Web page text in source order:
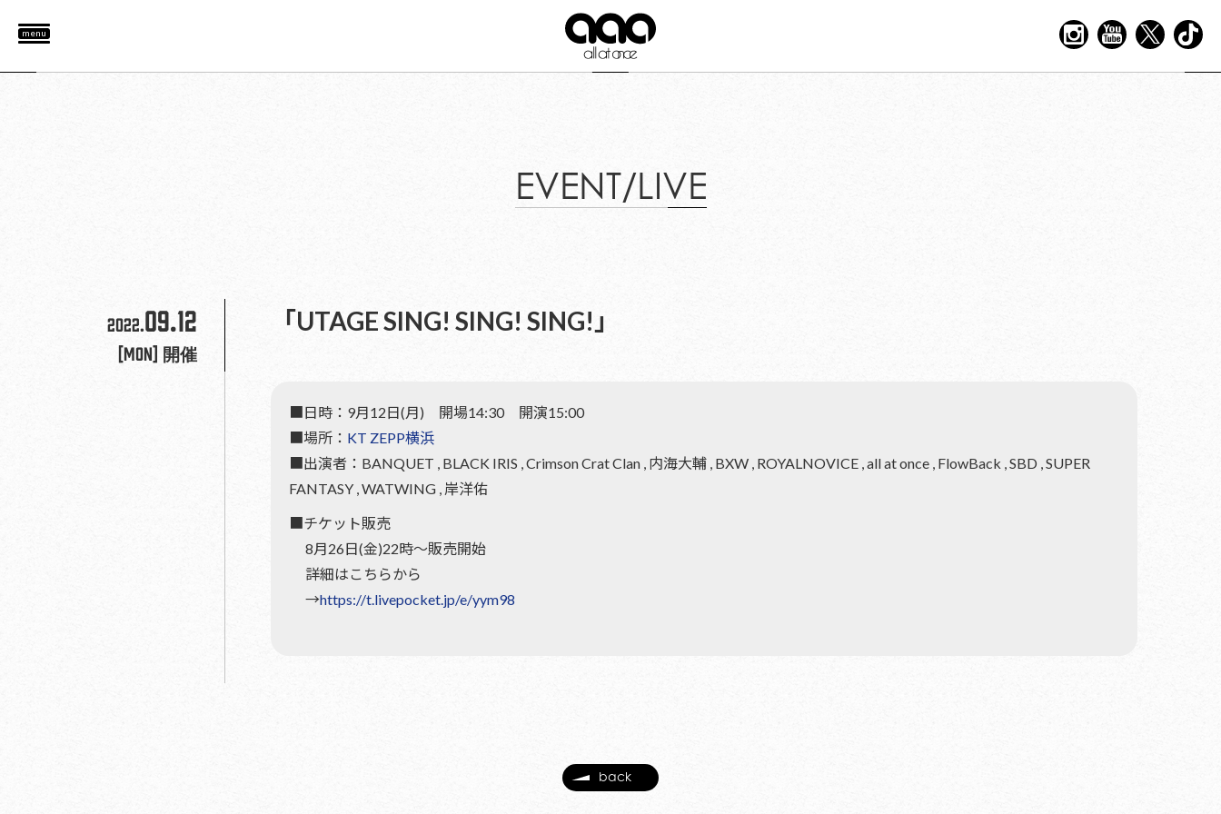
menu
EVENT/LIVE
2022.09.12
[Mon] 開催
「UTAGE SING! SING! SING!」
■日時：9月12日(月) 開場14:30 開演15:00
■場所： KT ZEPP横浜
■出演者：BANQUET , BLACK IRIS , Crimson Crat Clan , 内海大輔 , BXW , ROYALNOVICE , all at once , FlowBack , SBD , SUPER
FANTASY , WATWING , 岸洋佑
■チケット販売
8月26日(金)22時〜販売開始
詳細はこちらから
→https://t.livepocket.jp/e/yym98
back